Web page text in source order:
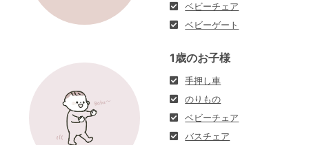
ベビーチェア
ベビーゲート
1歳のお子様
手押し車
のりもの
ベビーチェア
バスチェア